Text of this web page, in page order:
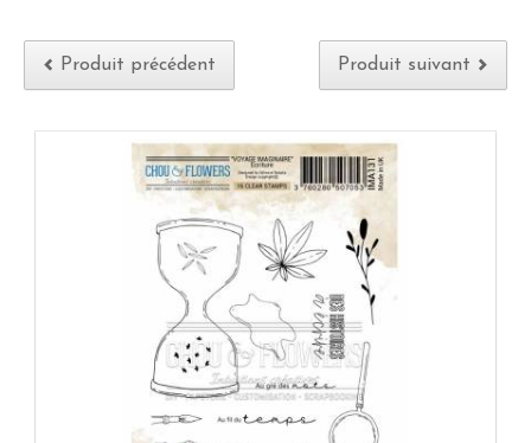
Produit précédent Produit suivant